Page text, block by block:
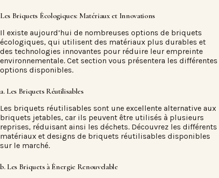
Les Briquets Écologiques: Matériaux et Innovations
Il existe aujourd’hui de nombreuses options de briquets
écologiques, qui utilisent des matériaux plus durables et
des technologies innovantes pour réduire leur empreinte
environnementale. Cet section vous présentera les différentes
options disponibles.
a. Les Briquets Réutilisables
Les briquets réutilisables sont une excellente alternative aux
briquets jetables, car ils peuvent être utilisés à plusieurs
reprises, réduisant ainsi les déchets. Découvrez les différents
matériaux et designs de briquets réutilisables disponibles
sur le marché.
b. Les Briquets à Énergie Renouvelable